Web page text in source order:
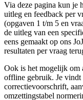
Via deze pagina kun je
uitleg en feedback per
(opgaven 1 t/m 5 en
de uitleg van een
eens gemaakt op ons
resultaten per vraag
Ook is het mogelijk om
offline gebruik. Je vindt
correctievoorschrift,
omzettingstabel